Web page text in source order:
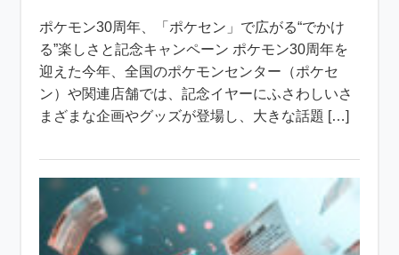
ポケモン30周年、「ポケセン」で広がる“でかけ
る”楽しさと記念キャンペーン ポケモン30周年を
迎えた今年、全国のポケモンセンター（ポケセ
ン）や関連店舗では、記念イヤーにふさわしいさ
まざまな企画やグッズが登場し、大きな話題 […]